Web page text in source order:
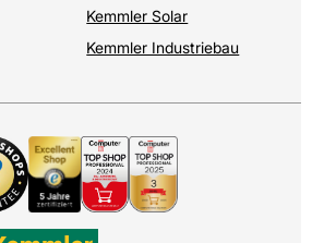
Kemmler Solar
Kemmler Industriebau